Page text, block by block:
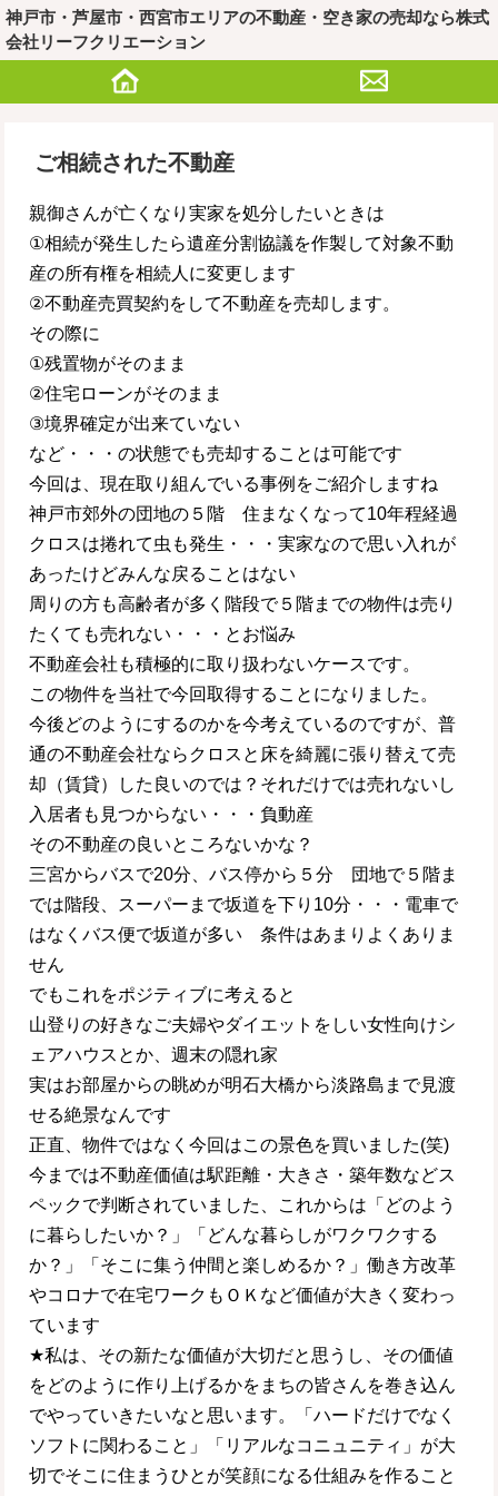
神戸市・芦屋市・西宮市エリアの不動産・空き家の売却なら株式
会社リーフクリエーション
ご相続された不動産
親御さんが亡くなり実家を処分したいときは
①相続が発生したら遺産分割協議を作製して対象不動
産の所有権を相続人に変更します
②不動産売買契約をして不動産を売却します。
その際に
①残置物がそのまま
②住宅ローンがそのまま
③境界確定が出来ていない
など・・・の状態でも売却することは可能です
今回は、現在取り組んでいる事例をご紹介しますね
神戸市郊外の団地の５階 住まなくなって10年程経過
クロスは捲れて虫も発生・・・実家なので思い入れが
あったけどみんな戻ることはない
周りの方も高齢者が多く階段で５階までの物件は売り
たくても売れない・・・とお悩み
不動産会社も積極的に取り扱わないケースです。
この物件を当社で今回取得することになりました。
今後どのようにするのかを今考えているのですが、普
通の不動産会社ならクロスと床を綺麗に張り替えて売
却（賃貸）した良いのでは？それだけでは売れないし
入居者も見つからない・・・負動産
その不動産の良いところないかな？
三宮からバスで20分、バス停から５分 団地で５階ま
では階段、スーパーまで坂道を下り10分・・・電車で
はなくバス便で坂道が多い 条件はあまりよくありま
せん
でもこれをポジティブに考えると
山登りの好きなご夫婦やダイエットをしい女性向けシ
ェアハウスとか、週末の隠れ家
実はお部屋からの眺めが明石大橋から淡路島まで見渡
せる絶景なんです
正直、物件ではなく今回はこの景色を買いました(笑)
今までは不動産価値は駅距離・大きさ・築年数などス
ペックで判断されていました、これからは「どのよう
に暮らしたいか？」「どんな暮らしがワクワクする
か？」「そこに集う仲間と楽しめるか？」働き方改革
やコロナで在宅ワークもＯＫなど価値が大きく変わっ
ています
★私は、その新たな価値が大切だと思うし、その価値
をどのように作り上げるかをまちの皆さんを巻き込ん
でやっていきたいなと思います。「ハードだけでなく
ソフトに関わること」「リアルなコニュニティ」が大
切でそこに住まうひとが笑顔になる仕組みを作ること